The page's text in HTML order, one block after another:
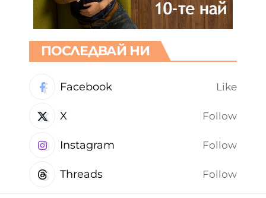
ПОСЛЕДВАЙ НИ
Facebook Like
X Follow
Instagram Follow
Threads Follow